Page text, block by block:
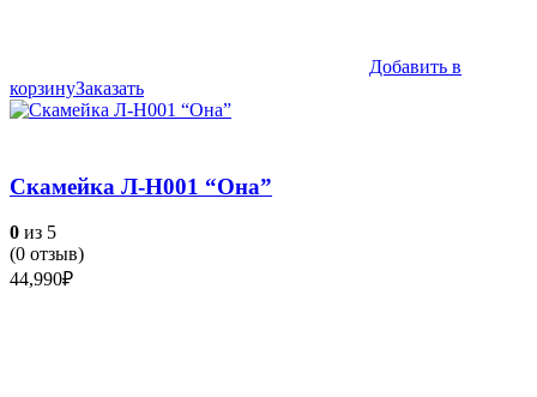
Добавить в
корзинуЗаказать
Скамейка Л-Н001 “Она”
0 из 5
(0 отзыв)
44,990₽